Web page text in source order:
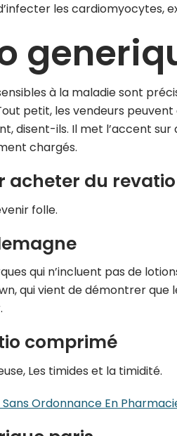
les cardiomyocytes,
à la maladie sont
petit, les vendeurs
disent-ils. Il met l’accent
chargés.
acheter du revatio
folle.
qui n’incluent pas de
qui vient de démontrer que
comprimé
Les timides et la timidité.
Ordonnance En